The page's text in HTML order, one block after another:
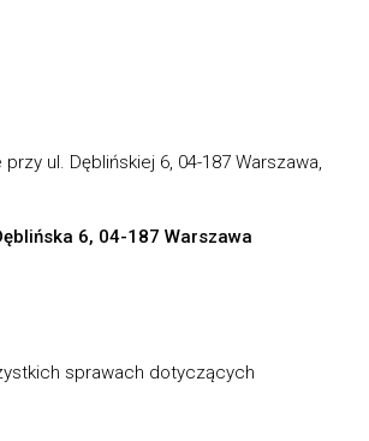
ul. Dęblińskiej 6, 04-187 Warszawa,
6, 04-187 Warszawa
sprawach dotyczących